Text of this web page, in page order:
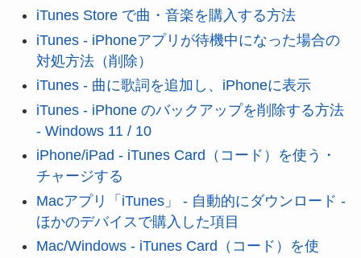
iTunes Store で曲・音楽を購入する方法
iTunes - iPhoneアプリが待機中になった場合の
対処方法（削除）
iTunes - 曲に歌詞を追加し、iPhoneに表示
iTunes - iPhone のバックアップを削除する方法
- Windows 11 / 10
iPhone/iPad - iTunes Card（コード）を使う・
チャージする
Macアプリ「iTunes」 - 自動的にダウンロード -
ほかのデバイスで購入した項目
Mac/Windows - iTunes Card（コード）を使